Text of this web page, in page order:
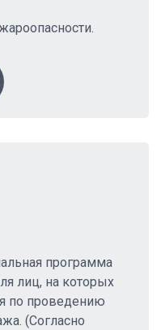
программа
лиц, на которых
по проведению
(Согласно